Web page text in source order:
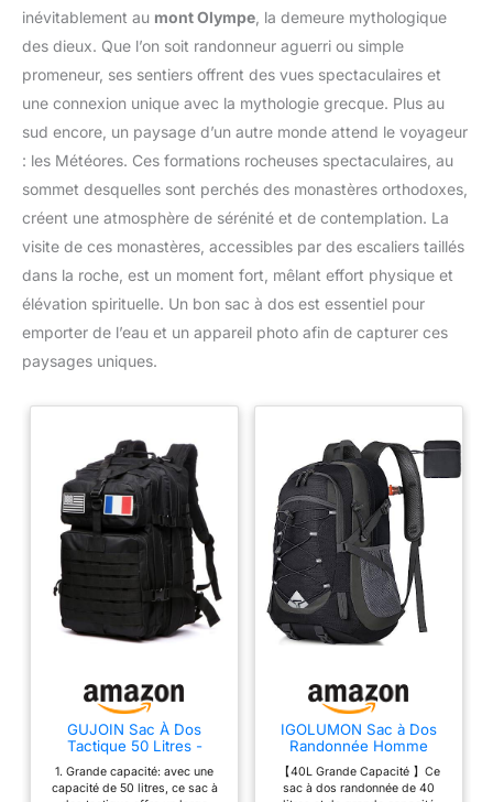
inévitablement au mont Olympe , la demeure mythologique
des dieux. Que l’on soit randonneur aguerri ou simple
promeneur, ses sentiers offrent des vues spectaculaires et
une connexion unique avec la mythologie grecque. Plus au
sud encore, un paysage d’un autre monde attend le voyageur
: les Météores. Ces formations rocheuses spectaculaires, au
sommet desquelles sont perchés des monastères orthodoxes,
créent une atmosphère de sérénité et de contemplation. La
visite de ces monastères, accessibles par des escaliers taillés
dans la roche, est un moment fort, mêlant effort physique et
élévation spirituelle. Un bon sac à dos est essentiel pour
emporter de l’eau et un appareil photo afin de capturer ces
paysages uniques.
GUJOIN Sac À Dos
Tactique 50 Litres -
Système MOLLE Militaire
Imperméable Idéal Pour
1. Grande capacité: avec une
capacité de 50 litres, ce sac à
IGOLUMON Sac à Dos
Randonnée Homme
Femme 40L Ultraléger
Pliable Grande Sac à Dos
Voyage Sac à Dos pour
【40L Grande Capacité 】Ce
sac à dos randonnée de 40